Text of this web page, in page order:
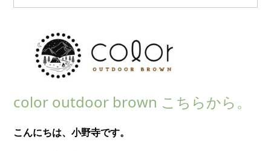
color outdoor brown こちらから。
こんにちは、小野寺です。